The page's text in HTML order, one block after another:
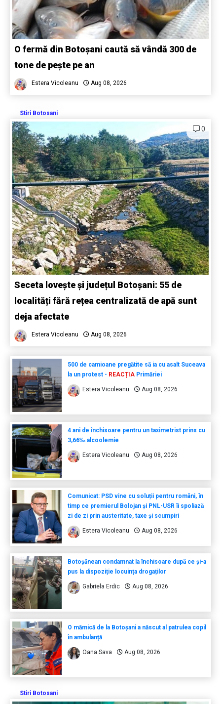
O fermă din Botoșani caută să vândă 300 de
tone de pește pe an
Estera Vicoleanu Aug 08, 2026
Stiri Botosani
0
Seceta lovește și județul Botoșani: 55 de
localități fără rețea centralizată de apă sunt
deja afectate
Estera Vicoleanu Aug 08, 2026
500 de camioane pregătite să ia cu asalt Suceava
la un protest - REACȚIAPrimăriei
Estera Vicoleanu Aug 08, 2026
4 ani de închisoare pentru un taximetrist prins cu
3,66‰ alcoolemie
Estera Vicoleanu Aug 08, 2026
Comunicat: PSD vine cu soluții pentru români, în
timp ce premierul Bolojan și PNL-USR îi spoliază
zi de zi prin austeritate, taxe și scumpiri
Estera Vicoleanu Aug 08, 2026
Botoșănean condamnat la închisoare după ce și-a
pus la dispoziție locuința drogaților
Gabriela Erdic Aug 08, 2026
O mămică de la Botoșani a născut al patrulea copil
în ambulanță
Oana Sava Aug 08, 2026
Stiri Botosani